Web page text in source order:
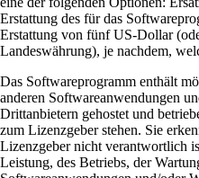
Erstattung des für das
Erstattung von fünf US-Dollar
Landeswährung), je nachdem,
Das Softwareprogramm enthält
anderen Softwareanwendungen
Drittanbietern gehostet und
zum Lizenzgeber stehen. Sie
Lizenzgeber nicht verantwortlich
Leistung, des Betriebs, der